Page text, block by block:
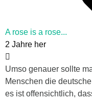
A rose is a rose...
2 Jahre her
Umso genauer sollte
Menschen die
es ist offensichtlich,